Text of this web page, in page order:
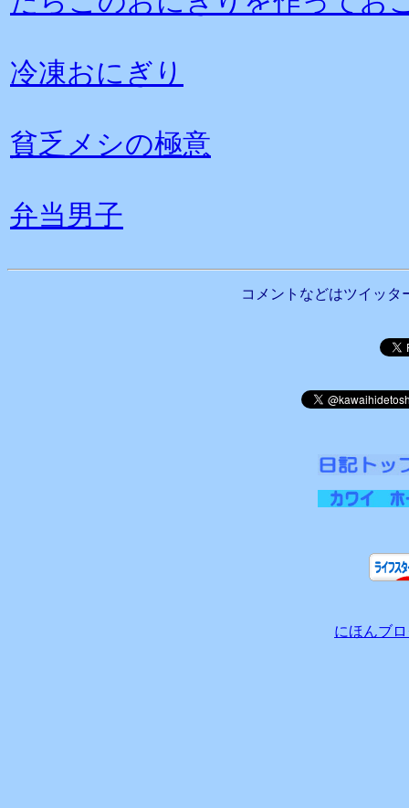
冷凍おにぎり
貧乏メシの極意
弁当男子
コメントなどはツイッタ
にほんブ